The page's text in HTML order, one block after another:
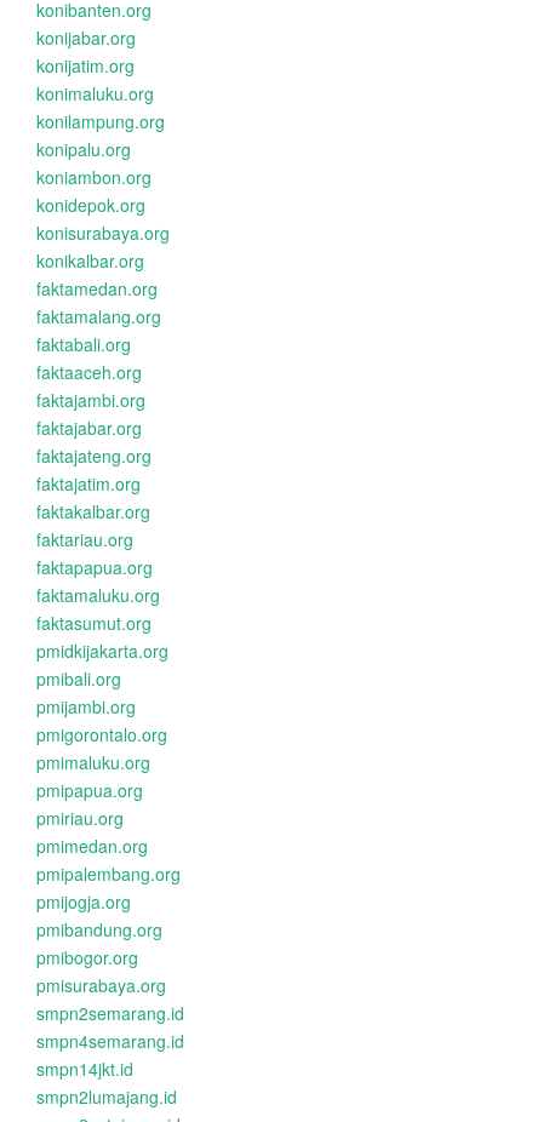
konibanten.org
konijabar.org
konijatim.org
konimaluku.org
konilampung.org
konipalu.org
koniambon.org
konidepok.org
konisurabaya.org
konikalbar.org
faktamedan.org
faktamalang.org
faktabali.org
faktaaceh.org
faktajambi.org
faktajabar.org
faktajateng.org
faktajatim.org
faktakalbar.org
faktariau.org
faktapapua.org
faktamaluku.org
faktasumut.org
pmidkijakarta.org
pmibali.org
pmijambi.org
pmigorontalo.org
pmimaluku.org
pmipapua.org
pmiriau.org
pmimedan.org
pmipalembang.org
pmijogja.org
pmibandung.org
pmibogor.org
pmisurabaya.org
smpn2semarang.id
smpn4semarang.id
smpn14jkt.id
smpn2lumajang.id